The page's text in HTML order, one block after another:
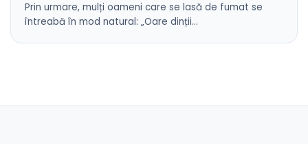
Prin urmare, mulți oameni care se lasă de fumat se
întreabă în mod natural: „Oare dinții…